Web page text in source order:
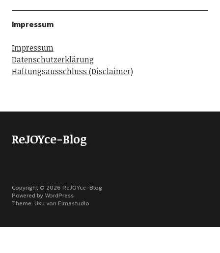
Impressum
Impressum
Datenschutzerklärung
Haftungsausschluss (Disclaimer)
ReJOYce-Blog
Copyright © 2026 ReJOYce-Blog
Powered by WordPress
Theme: Uku von Elmastudio